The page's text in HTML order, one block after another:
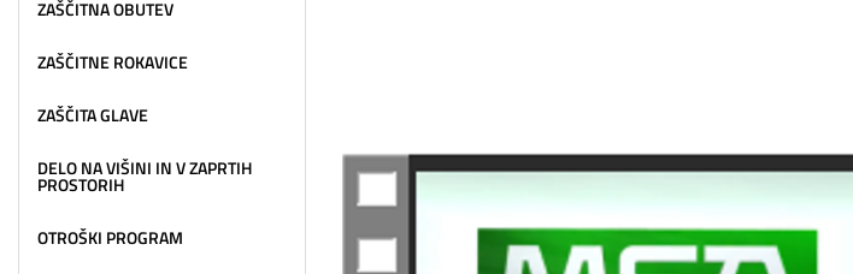
ZAŠČITNA OBUTEV
ZAŠČITNE ROKAVICE
ZAŠČITA GLAVE
DELO NA VIŠINI IN V ZAPRTIH
PROSTORIH
OTROŠKI PROGRAM